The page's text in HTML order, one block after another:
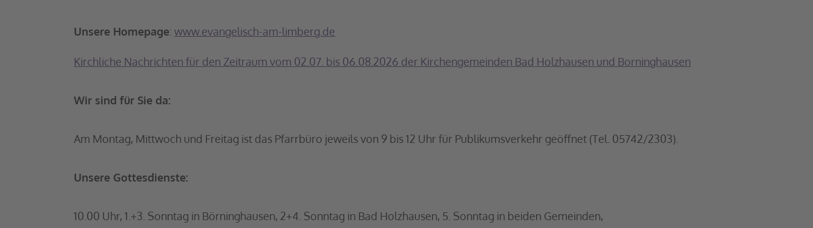
Unsere Homepage: www.evangelisch-am-limberg.de
Kirchliche Nachrichten für den Zeitraum vom 02.07. bis 06.08.2026 der Kirchengemeinden Bad Holzhausen und Borninghausen
Wir sind für Sie da:
Am Montag, Mittwoch und Freitag ist das Pfarrbüro jeweils von 9 bis 12 Uhr für Publikumsverkehr geöffnet (Tel. 05742/2303).
Unsere Gottesdienste:
10.00 Uhr, 1.+3. Sonntag in Börninghausen, 2+4. Sonntag in Bad Holzhausen, 5. Sonntag in beiden Gemeinden,